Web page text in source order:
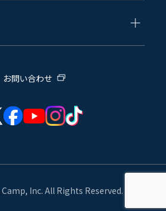
お問い合わせ
Inc. All Rights Reserved.